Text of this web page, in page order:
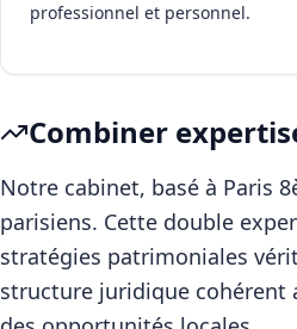
professionnel et personnel.
Combiner
Notre cabinet, basé à Paris
parisiens. Cette double
stratégies patrimoniales
structure juridique cohérent